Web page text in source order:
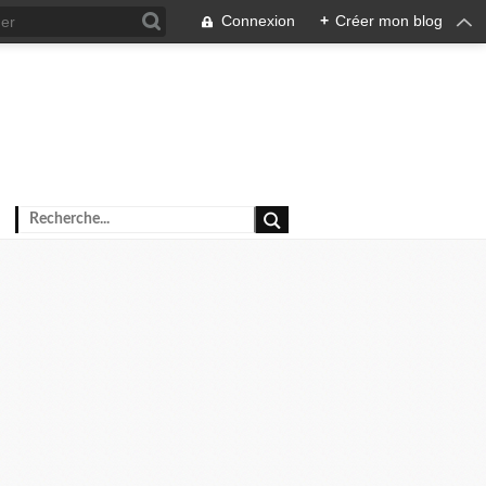
Connexion + Créer mon blog